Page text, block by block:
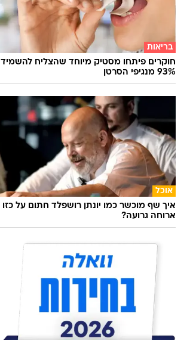
בריאות
חוקרים פיתחו מסטיק מיוחד שהצליח להשמיד
93% מנגיפי הסרטן
אוכל
איך שף מוכשר כמו יונתן רושפלד חתום על כזו
ארוחה גרועה?